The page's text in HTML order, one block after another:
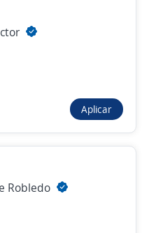
tecnologías e
Antioquia
sistemas
Antioquia
Aplicar
Robledo